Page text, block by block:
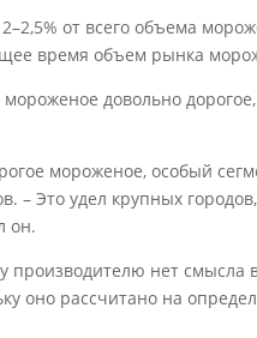
от всего объема
время объем рынка
довольно
мороженое, особый
– Это удел крупных
он.
производителю нет смысла
оно рассчитано на